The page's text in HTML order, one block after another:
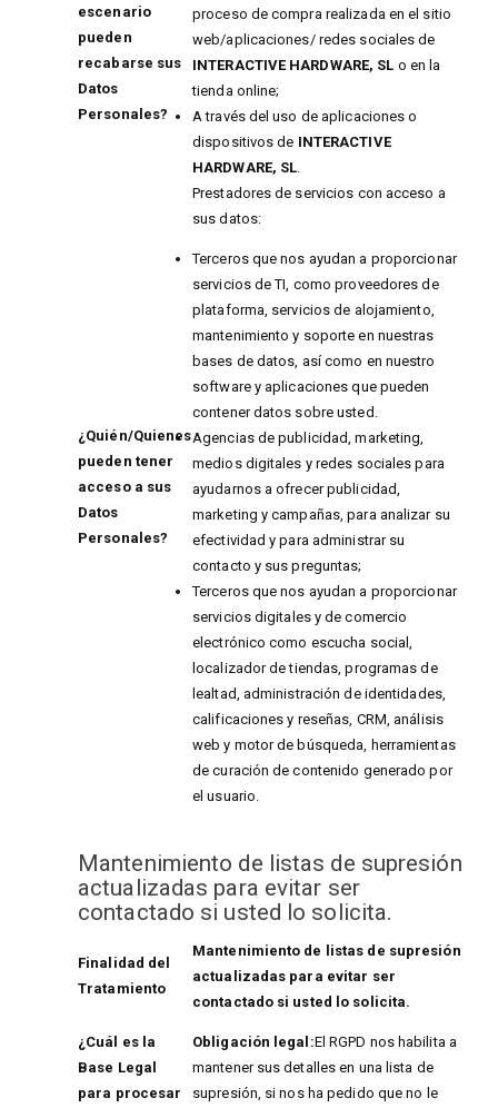
escenario
pueden
recabarse sus
Datos
Personales?
proceso de compra realizada en el sitio
web/aplicaciones/ redes sociales de
INTERACTIVE HARDWARE, SL o en la
tienda online;
A través del uso de aplicaciones o
dispositivos de INTERACTIVE
HARDWARE, SL
¿Quién/Quienes
pueden tener
acceso a sus
Datos
Personales?
Prestadores de servicios con acceso a
sus datos:
Terceros que nos ayudan a proporcionar
servicios de TI, como proveedores de
plataforma, servicios de alojamiento,
mantenimiento y soporte en nuestras
bases de datos, así como en nuestro
software y aplicaciones que pueden
contener datos sobre usted.
Agencias de publicidad, marketing,
medios digitales y redes sociales para
ayudarnos a ofrecer publicidad,
marketing y campañas, para analizar su
efectividad y para administrar su
contacto y sus preguntas;
Terceros que nos ayudan a proporcionar
servicios digitales y de comercio
electrónico como escucha social,
localizador de tiendas, programas de
lealtad, administración de identidades,
calificaciones y reseñas, CRM, análisis
web y motor de búsqueda, herramientas
de curación de contenido generado por
el usuario.
Mantenimiento de listas de supresión
actualizadas para evitar ser
contactado si usted lo solicita.
Finalidad del
Tratamiento
Mantenimiento de listas de supresión
actualizadas para evitar ser
contactado si usted lo solicita.
¿Cuál es la
Base Legal
para procesar
Obligación legal:El RGPD nos habilita a
mantener sus detalles en una lista de
supresión, si nos ha pedido que no le